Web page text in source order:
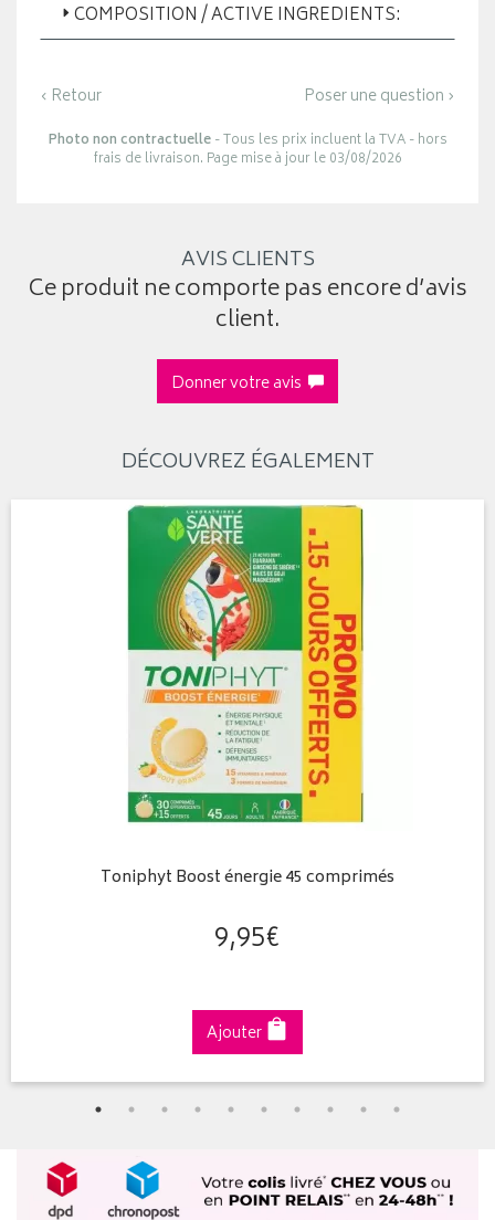
COMPOSITION / ACTIVE INGREDIENTS:
‹ Retour Poser une question ›
Photo non contractuelle- Tous les prix incluent la TVA - hors
frais de livraison. Page mise à jour le 03/08/2026
AVIS CLIENTS
Ce produit ne comporte pas encore d’avis
client.
Donner votre avis
DÉCOUVREZ ÉGALEMENT
Toniphyt Boost énergie 45 comprimés
9,95€
Ajouter